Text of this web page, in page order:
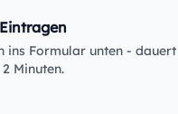
Eintragen
ins Formular unten -
2 Minuten.